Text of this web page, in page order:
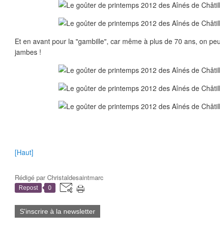
Et en avant pour la "gambille", car même à plus de 70 ans, on
jambes !
[Haut]
Rédigé parChristaldesaintmarc
Repost 0
S'inscrire à la newsletter